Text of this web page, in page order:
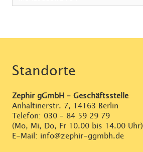
Standorte
Zephir gGmbH – Geschäftsstelle
Anhaltinerstr. 7, 14163 Berlin
Telefon: 030 – 84 59 29 79
(Mo, Mi, Do, Fr 10.00 bis 14.00 Uhr)
E-Mail: info@zephir-ggmbh.de